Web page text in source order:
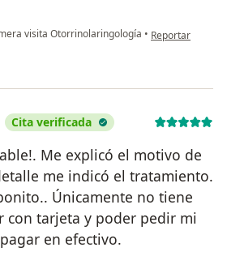
visita Otorrinolaringología • en opinión del
Reportar
Cita verificada
Me explicó el motivo de
me indicó el tratamiento.
Únicamente no tiene
con tarjeta y poder pedir mi
en efectivo.